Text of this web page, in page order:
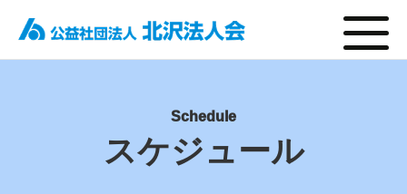
Schedule
スケジュール